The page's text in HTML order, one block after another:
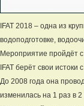
IFAT 2018 – одна из
водоподготовке,
Мероприятие пройдёт
IFAT берёт свои истоки
До 2008 года она
изменилась на 1 раз в 2